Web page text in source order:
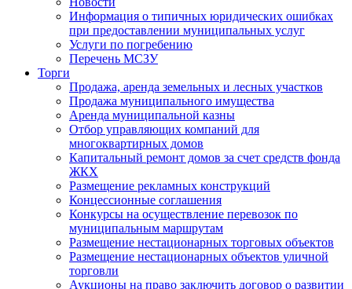
Информация о типичных юридических ошибках
при предоставлении муниципальных услуг
Услуги по погребению
Перечень МСЗУ
Торги
Продажа, аренда земельных и лесных участков
Продажа муниципального имущества
Аренда муниципальной казны
Отбор управляющих компаний для
многоквартирных домов
Капитальный ремонт домов за счет средств фонда
ЖКХ
Размещение рекламных конструкций
Концессионные соглашения
Конкурсы на осуществление перевозок по
муниципальным маршрутам
Размещение нестационарных торговых объектов
Размещение нестационарных объектов уличной
торговли
Аукционы на право заключить договор о развитии